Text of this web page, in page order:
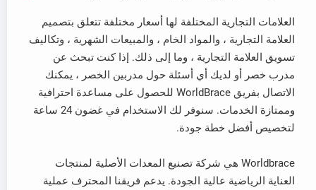
العلامات التجارية المختلفة لها أسعار مختلفة تتعلق بتصميم
العلامة التجارية ، والمواد الخام ، والمبيعات الشهرية ، وتكاليف
تسويق العلامة التجارية ، وما إلى ذلك. إذا كنت تبحث عن
مدرب خصر أو لديك أي أسئلة حول مدربين الخصر ، يمكنك
الاتصال بفريق WorldBrace للحصول على مساعدة احترافية
وممتازة الخدمات. سنوفر لك الاستخدام في غضون 24 ساعة
لتخصيص أفضل خطة جودة.
Worldbrace هي شركة تصنيع المعدات الأصلية لمنتجات
العناية الرياضية عالية الجودة. يدعم فريقنا المحترف عملية